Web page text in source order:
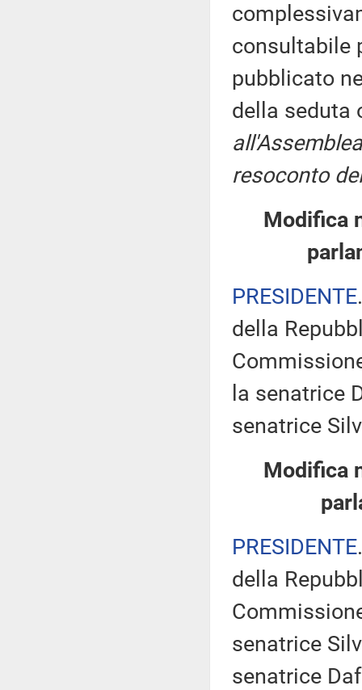
consultabile
pubblicato
della seduta
resoconto
Modifica
PRESIDENTE
della
la senatrice
senatrice
Modifica
PRESIDENTE
della
senatrice
senatrice